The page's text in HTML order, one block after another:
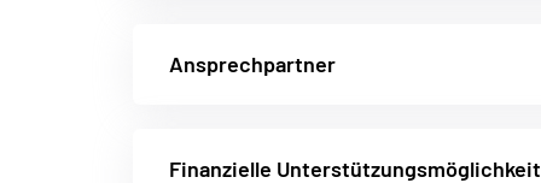
Ansprechpartner
Finanzielle